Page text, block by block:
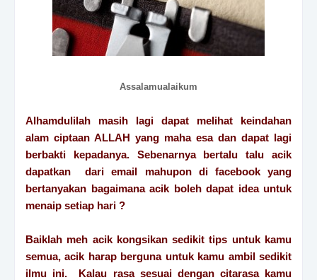
Assalamualaikum
Alhamdulilah masih lagi dapat melihat keindahan
alam ciptaan ALLAH yang maha esa dan dapat lagi
berbakti kepadanya. Sebenarnya bertalu talu acik
dapatkan dari email mahupon di facebook yang
bertanyakan bagaimana acik boleh dapat idea untuk
menaip setiap hari ?
Baiklah meh acik kongsikan sedikit tips untuk kamu
semua, acik harap berguna untuk kamu ambil sedikit
ilmu ini. Kalau rasa sesuai dengan citarasa kamu